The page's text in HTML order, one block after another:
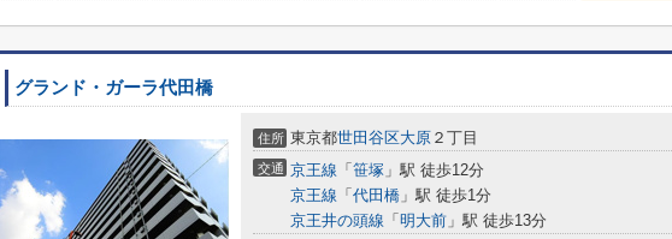
グランド・ガーラ代田橋
住所 東京都世田谷区大原 ２丁目
交通 京王線 「 笹塚 」駅 徒歩12分
京王線 「 代田橋 」駅 徒歩1分
京王井の頭線 「 明大前 」駅 徒歩13分